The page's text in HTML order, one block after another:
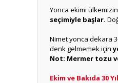
Yonca ekimi
seçimiyle başlar.
Nimet yonca dekara
denk gelmemek için
Not: Mermer tozu
Ekim ve Bakıda 30